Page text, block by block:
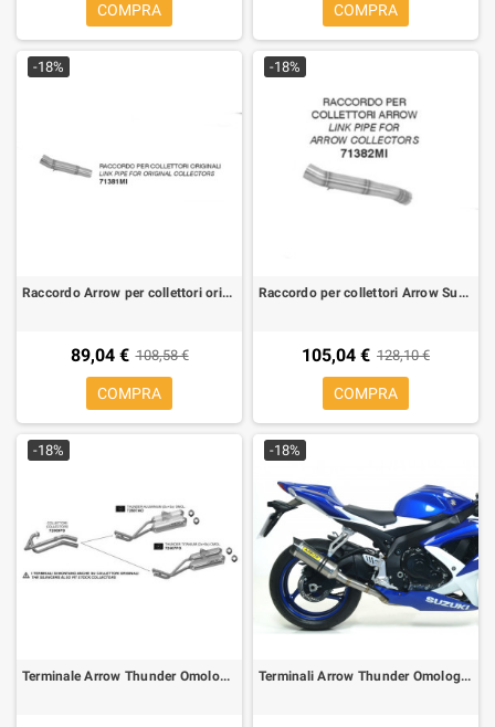
COMPRA COMPRA
-18%
Raccordo Arrow per collettori originali Suzuki GSXR 600-750 2008-2010 per terminali Thunder
89,04 € 108,58 €
COMPRA
-18%
Raccordo per collettori Arrow Suzuki GSXR 600-750 2008-2010 per scarichi Thunder
105,04 € 128,10 €
COMPRA
-18%
Terminale Arrow Thunder Omologato Alluminio per Honda FMX 650 05-07
-18%
Terminali Arrow Thunder Omologato Titanio fond.Carb per Suzuki GSX-R 600/750 08-10